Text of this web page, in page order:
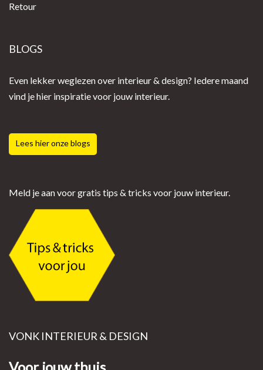
Retour
BLOGS
Even lekker weglezen over interieur & design? Iedere maand
vind je hier inspiratie voor jouw interieur.
Lees hier onze blogs
Meld je aan voor gratis tips & tricks voor jouw interieur.
VONK INTERIEUR & DESIGN